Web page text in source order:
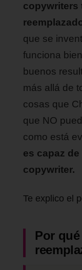
copywriters
que se
funciona
buenos
más allá de
cosas que
que NO
como está
es capaz
copywriter.
Te explico el
Por